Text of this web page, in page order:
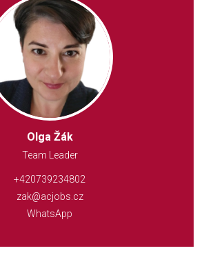
Olga Žák
Team Leader
+420739234802
zak@acjobs.cz
WhatsApp